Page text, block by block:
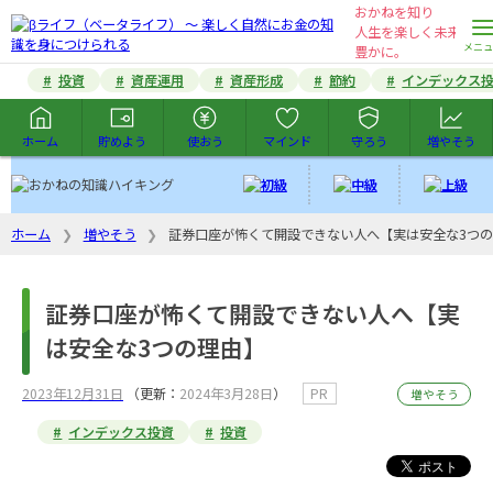
おかねを知り
人生を楽しく未来を
豊かに。
投資
資産運用 資産形成 節約 インデックス
ホーム 貯めよう 使おう マインド 守ろう 増やそう
ホーム 増やそう 証券口座が怖くて開設できない人へ【実は安全な3つ
証券口座が怖くて開設できない人へ【実
は安全な3つの理由】
2023年12月31日 （更新： 2024年3月28日） PR 増やそう
インデックス投資 投資